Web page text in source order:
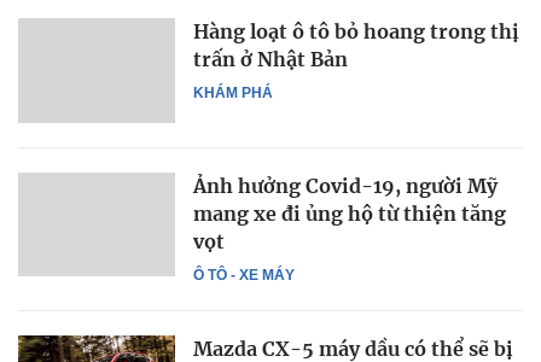
KHÁM PHÁ
Hàng loạt ô tô bỏ hoang trong thị
trấn ở Nhật Bản
Ô TÔ - XE MÁY
Ảnh hưởng Covid-19, người Mỹ
mang xe đi ủng hộ từ thiện tăng
vọt
Mazda CX-5 máy dầu có thể sẽ bị